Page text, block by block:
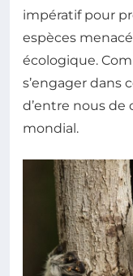
impératif pour
espèces
écologique.
s’engager dans
d’entre nous
mondial.